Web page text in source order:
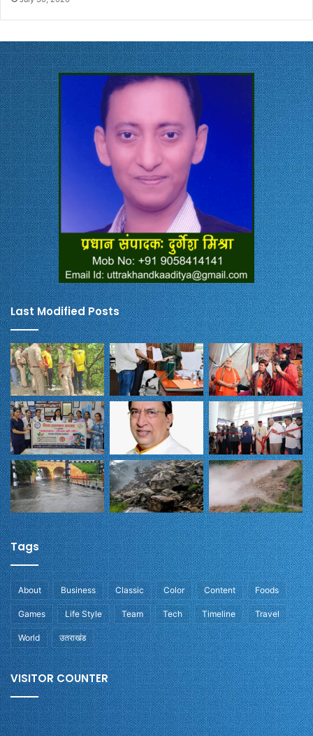
Last Modified Posts
Tags
About Business Classic Color Content Foods
Games Life Style Team Tech Timeline Travel
World उतराखंड
VISITOR COUNTER